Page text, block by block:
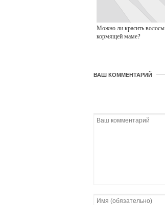
Можно ли красить волосы
кормящей маме?
ВАШ КОММЕНТАРИЙ